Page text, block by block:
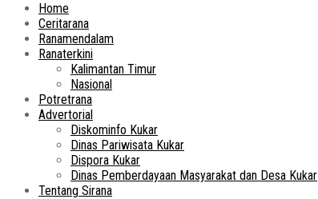
Home
Ceritarana
Ranamendalam
Ranaterkini
Kalimantan Timur
Nasional
Potretrana
Advertorial
Diskominfo Kukar
Dinas Pariwisata Kukar
Dispora Kukar
Dinas Pemberdayaan Masyarakat dan Desa Kukar
Tentang Sirana